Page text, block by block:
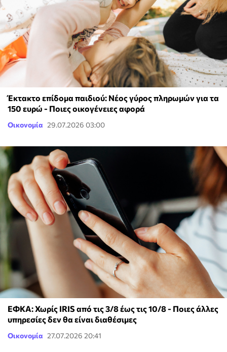
Έκτακτο επίδομα παιδιού: Νέος γύρος πληρωμών για τα
150 ευρώ - Ποιες οικογένειες αφορά
Οικονομία 29.07.2026 03:00
ΕΦΚΑ: Χωρίς IRIS από τις 3/8 έως τις 10/8 - Ποιες άλλες
υπηρεσίες δεν θα είναι διαθέσιμες
Οικονομία 27.07.2026 20:41